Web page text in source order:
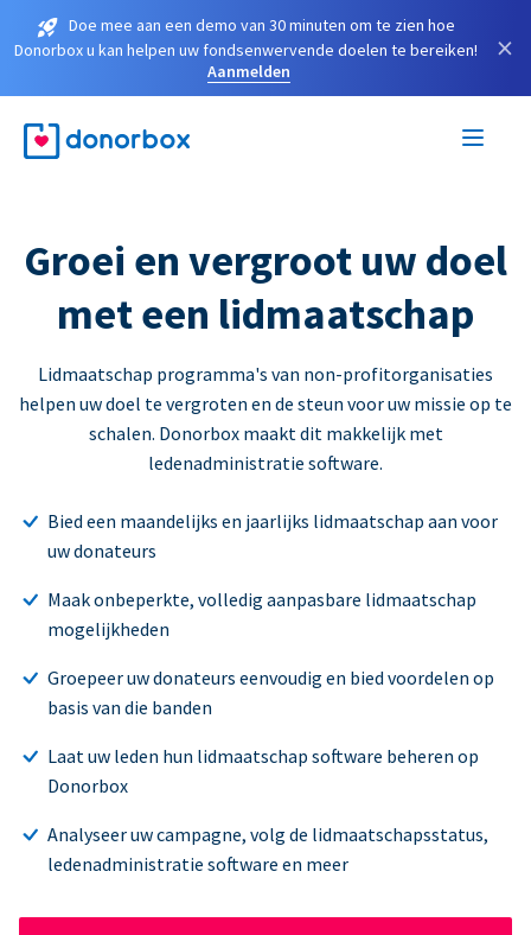
Doe mee aan een demo van 30 minuten om te zien hoe
Donorbox u kan helpen uw fondsenwervende doelen te bereiken!
Aanmelden
×
Groei en vergroot uw doel
met een lidmaatschap
Lidmaatschap programma's van non-profitorganisaties
helpen uw doel te vergroten en de steun voor uw missie op te
schalen. Donorbox maakt dit makkelijk met
ledenadministratie software.
Bied een maandelijks en jaarlijks lidmaatschap aan voor
uw donateurs
Maak onbeperkte, volledig aanpasbare lidmaatschap
mogelijkheden
Groepeer uw donateurs eenvoudig en bied voordelen op
basis van die banden
Laat uw leden hun lidmaatschap software beheren op
Donorbox
Analyseer uw campagne, volg de lidmaatschapsstatus,
ledenadministratie software en meer